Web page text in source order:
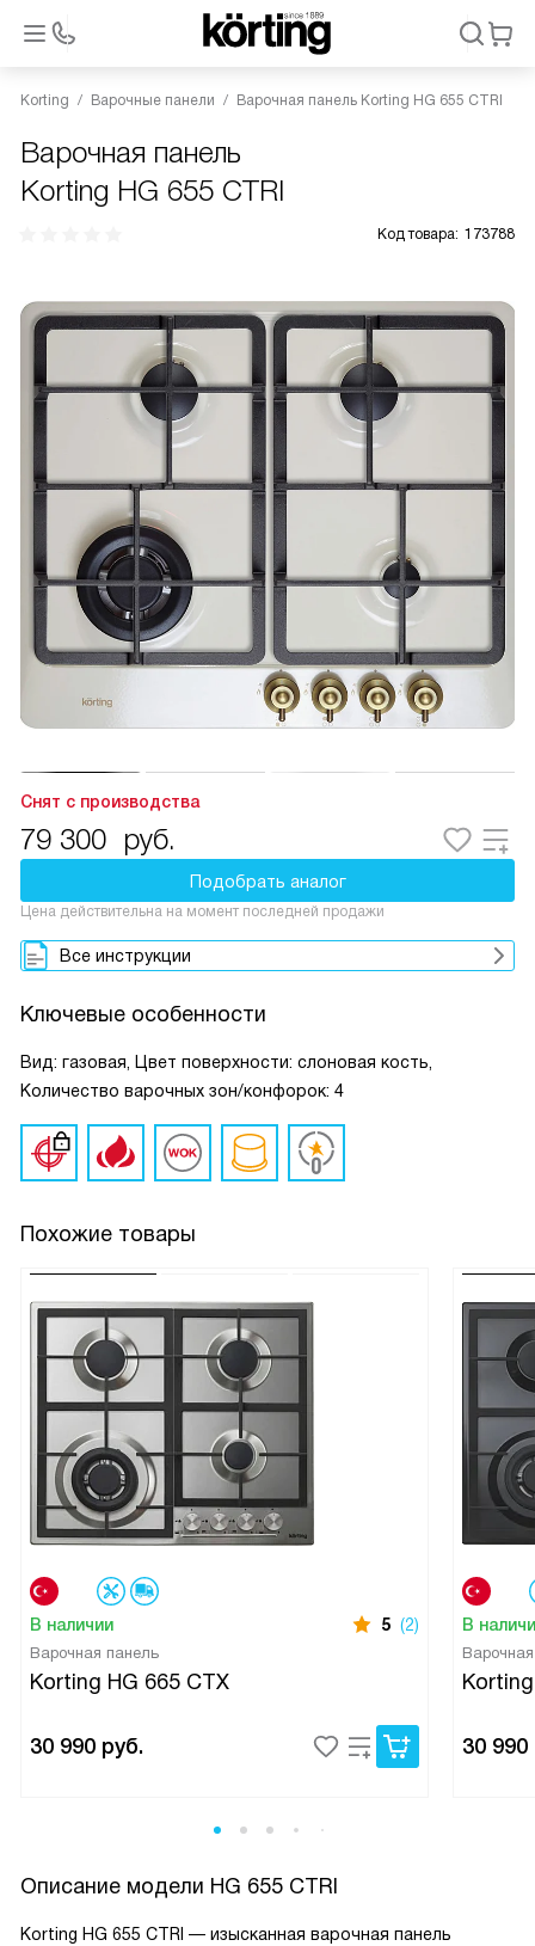
Korting Варочные панели Варочная панель Korting HG 655 CTRI
Варочная панель
Korting HG 655 CTRI
Код товара: 173788
Снят с производства
79 300 руб.
Подобрать аналог
Цена действительна на момент последней продажи
Все инструкции
Ключевые особенности
Вид: газовая, Цвет поверхности: слоновая кость,
Количество варочных зон/конфорок: 4
Похожие товары
В наличии 5 (2)
Варочная панель
Korting HG 665 CTX
30 990 руб.
В
30 990
Описание модели HG 655 CTRI
Korting HG 655 CTRI — изысканная варочная панель